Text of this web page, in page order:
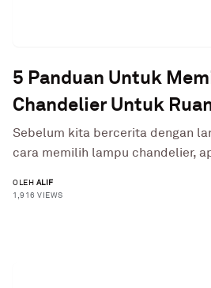
5 Panduan Untuk
Chandelier Untuk
Sebelum kita bercerita dengan
cara memilih lampu chandelier,
OLEH ALIF
1,916 VIEWS